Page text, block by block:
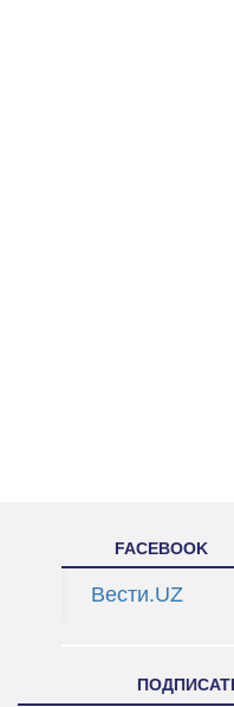
FACEBOOK
Вести.UZ